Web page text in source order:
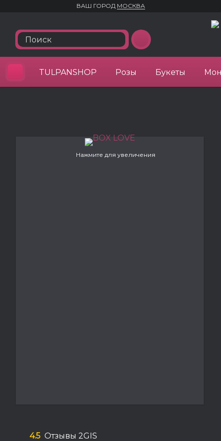
ВАШ ГОРОД МОСКВА
TULPANSHOP Розы Букеты
Нажмите для увеличения
4.5 Отзывы 2GIS